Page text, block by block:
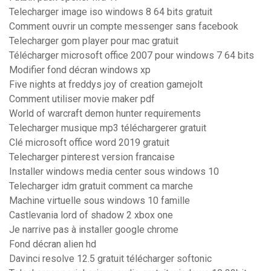
Telecharger image iso windows 8 64 bits gratuit
Comment ouvrir un compte messenger sans facebook
Telecharger gom player pour mac gratuit
Télécharger microsoft office 2007 pour windows 7 64 bits
Modifier fond décran windows xp
Five nights at freddys joy of creation gamejolt
Comment utiliser movie maker pdf
World of warcraft demon hunter requirements
Telecharger musique mp3 téléchargerer gratuit
Clé microsoft office word 2019 gratuit
Telecharger pinterest version francaise
Installer windows media center sous windows 10
Telecharger idm gratuit comment ca marche
Machine virtuelle sous windows 10 famille
Castlevania lord of shadow 2 xbox one
Je narrive pas à installer google chrome
Fond décran alien hd
Davinci resolve 12.5 gratuit télécharger softonic